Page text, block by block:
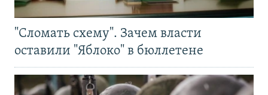
"Сломать схему". Зачем власти
оставили "Яблоко" в бюллетене